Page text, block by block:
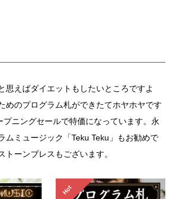
思えばダイエットもしたいところですよ
めのプログラム札ができたてホヤホヤです
ニングセールで特価になっています。永
ムミュージック「Teku Teku」もお勧めで
トーンブレスもございます。
Hot